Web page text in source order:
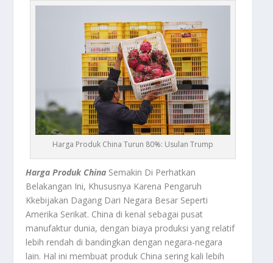
Harga Produk China Turun 80%: Usulan Trump
Harga Produk China Semakin Di Perhatkan
Belakangan Ini, Khususnya Karena Pengaruh
Kkebijakan Dagang Dari Negara Besar Seperti
Amerika Serikat. China di kenal sebagai pusat
manufaktur dunia, dengan biaya produksi yang relatif
lebih rendah di bandingkan dengan negara-negara
lain. Hal ini membuat produk China sering kali lebih